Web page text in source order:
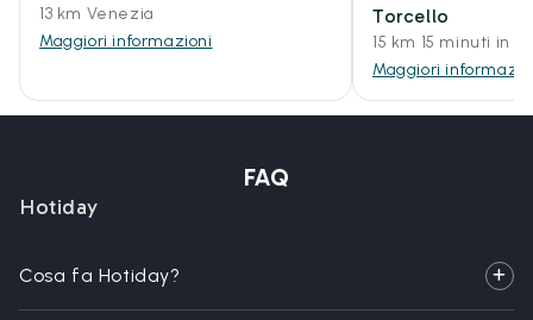
13 km Venezia
Maggiori informazioni
Torcello
15 km 15 minuti in
Maggiori
FAQ
Hotiday
Cosa fa Hotiday?